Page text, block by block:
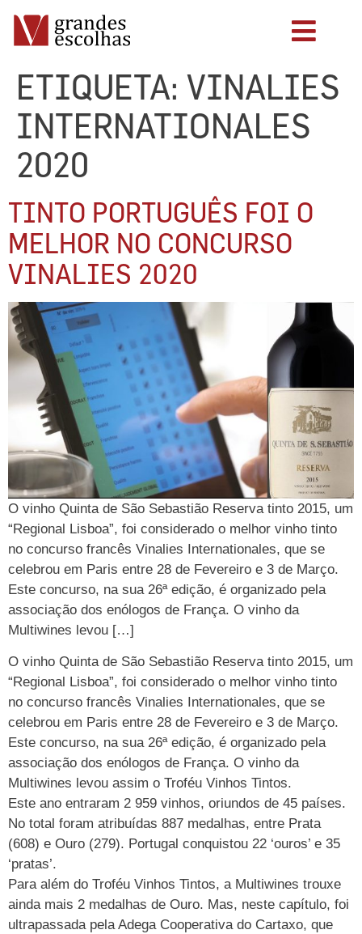
ETIQUETA: VINALIES
INTERNATIONALES
2020
TINTO PORTUGUÊS FOI O
MELHOR NO CONCURSO
VINALIES 2020
O vinho Quinta de São Sebastião Reserva tinto 2015, um
“Regional Lisboa”, foi considerado o melhor vinho tinto
no concurso francês Vinalies Internationales, que se
celebrou em Paris entre 28 de Fevereiro e 3 de Março.
Este concurso, na sua 26ª edição, é organizado pela
associação dos enólogos de França. O vinho da
Multiwines levou […]
O vinho Quinta de São Sebastião Reserva tinto 2015, um
“Regional Lisboa”, foi considerado o melhor vinho tinto
no concurso francês Vinalies Internationales, que se
celebrou em Paris entre 28 de Fevereiro e 3 de Março.
Este concurso, na sua 26ª edição, é organizado pela
associação dos enólogos de França. O vinho da
Multiwines levou assim o Troféu Vinhos Tintos.
Este ano entraram 2 959 vinhos, oriundos de 45 países.
No total foram atribuídas 887 medalhas, entre Prata
(608) e Ouro (279). Portugal conquistou 22 ‘ouros’ e 35
‘pratas’.
Para além do Troféu Vinhos Tintos, a Multiwines trouxe
ainda mais 2 medalhas de Ouro. Mas, neste capítulo, foi
ultrapassada pela Adega Cooperativa do Cartaxo, que